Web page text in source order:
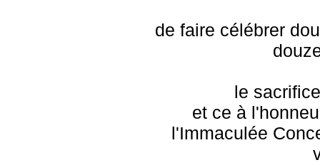
de faire célébrer
le
et ce à
l'Immaculée